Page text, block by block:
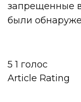
запрещенные
были
5 1 голос
Article Rating